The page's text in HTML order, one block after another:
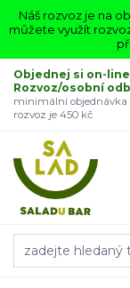
Náš rozvoz je na
můžete využít
Objednej si on-line
Rozvoz/osobní
minimální objednávka
rozvoz je 450 kč